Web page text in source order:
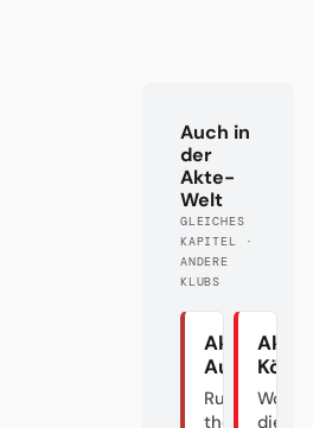
Auch in
der
Akte-
Welt
GLEICHES
KAPITEL ·
ANDERE
KLUBS
Akte
Augsburg
Rumble in
the
Akte
Köln
Wo
die